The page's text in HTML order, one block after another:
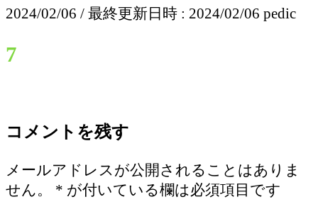
2024/02/06 / 最終更新日時 : 2024/02/06 pedic
7
コメントを残す
メールアドレスが公開されることはありま
せん。
* が付いている欄は必須項目です